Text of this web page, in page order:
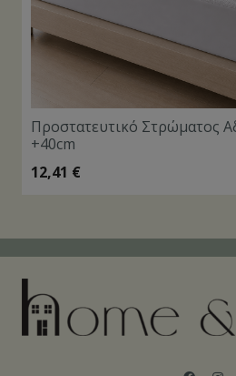
Προστατευτικό Στρώματος
+40cm
12,41 €